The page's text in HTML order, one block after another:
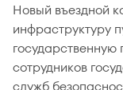
Новый въездной
инфраструктуру
государственную
сотрудников